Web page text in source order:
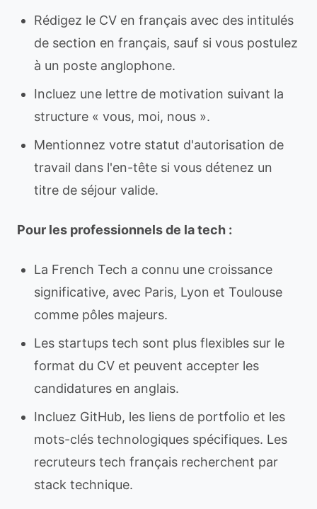
Rédigez le CV en français avec des intitulés
de section en français, sauf si vous postulez
à un poste anglophone.
Incluez une lettre de motivation suivant la
structure « vous, moi, nous ».
Mentionnez votre statut d'autorisation de
travail dans l'en-tête si vous détenez un
titre de séjour valide.
Pour les professionnels de la tech :
La French Tech a connu une croissance
significative, avec Paris, Lyon et Toulouse
comme pôles majeurs.
Les startups tech sont plus flexibles sur le
format du CV et peuvent accepter les
candidatures en anglais.
Incluez GitHub, les liens de portfolio et les
mots-clés technologiques spécifiques. Les
recruteurs tech français recherchent par
stack technique.